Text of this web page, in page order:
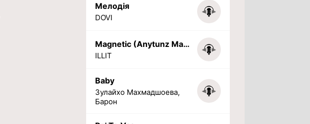
Мелодія
DOVI
Magnetic (Anytunz Marimba Ringtone)
ILLIT
Baby
Зулайхо Махмадшоева,
Барон